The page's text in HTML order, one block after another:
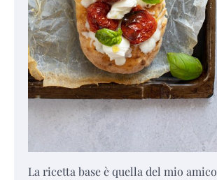
La ricetta base è quella del mio amico